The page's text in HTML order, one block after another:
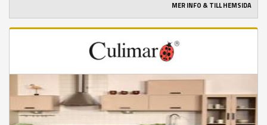
MER INFO & TILL HEMSIDA